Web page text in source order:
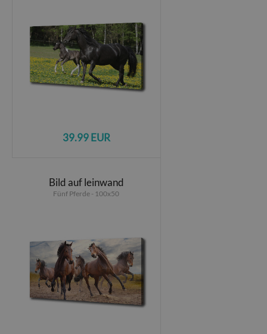
39.99 EUR
Bild auf leinwand
Fünf Pferde - 100x50